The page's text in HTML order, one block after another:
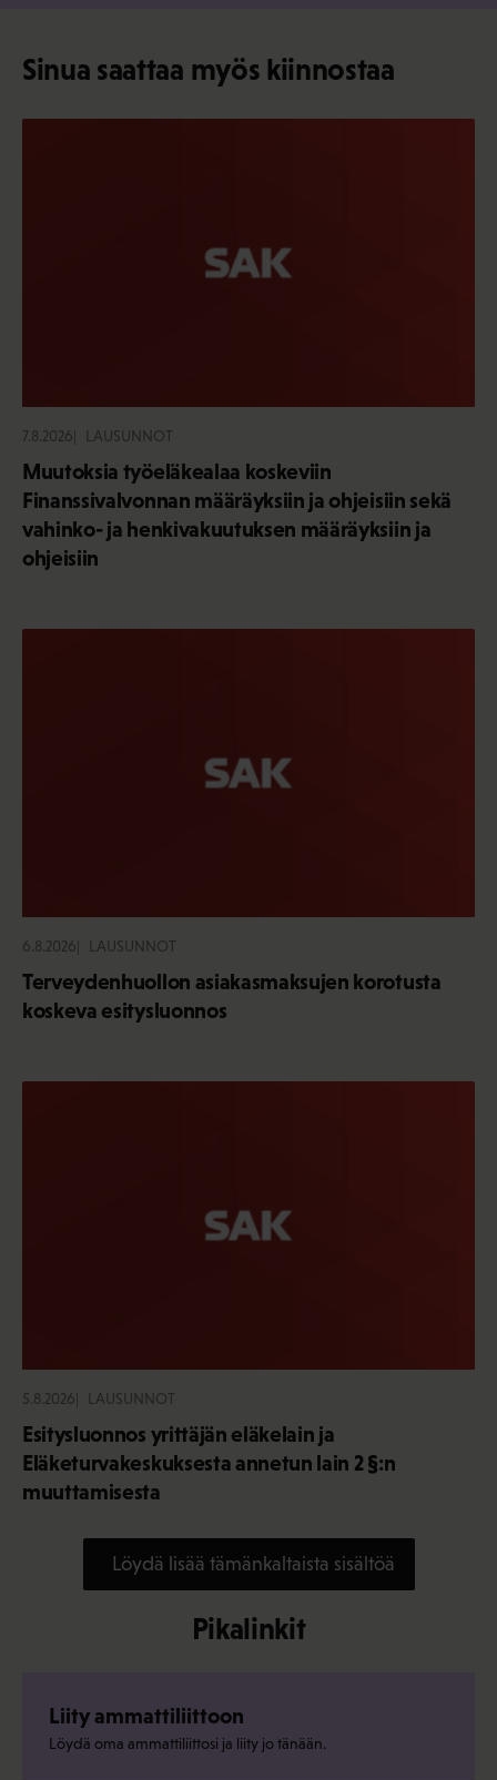
Sinua saattaa myös kiinnostaa
7.8.2026 LAUSUNNOT
Muutoksia työeläkealaa koskeviin
Finanssivalvonnan määräyksiin ja ohjeisiin sekä
vahinko- ja henkivakuutuksen määräyksiin ja
ohjeisiin
6.8.2026 LAUSUNNOT
Terveydenhuollon asiakasmaksujen korotusta
koskeva esitysluonnos
5.8.2026 LAUSUNNOT
Esitysluonnos yrittäjän eläkelain ja
Eläketurvakeskuksesta annetun lain 2 §:n
muuttamisesta
Löydä lisää tämänkaltaista sisältöä
Pikalinkit
Liity ammattiliittoon
Löydä oma ammattiliittosi ja liity jo tänään.